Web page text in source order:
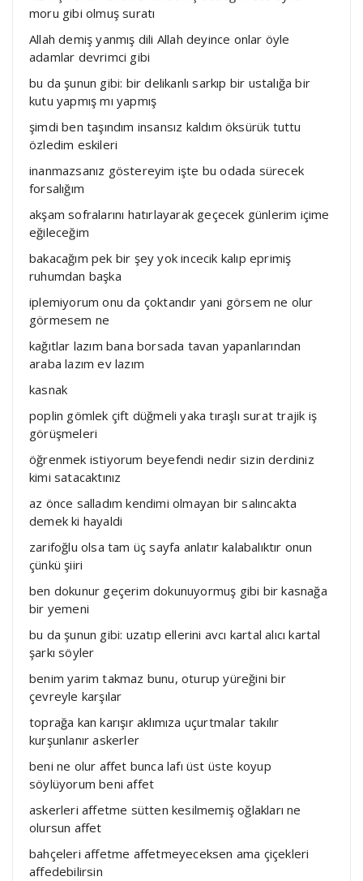
moru gibi olmuş suratı
Allah demiş yanmış dili Allah deyince onlar öyle
adamlar devrimci gibi
bu da şunun gibi: bir delikanlı sarkıp bir ustalığa bir
kutu yapmış mı yapmış
şimdi ben taşındım insansız kaldım öksürük tuttu
özledim eskileri
inanmazsanız göstereyim işte bu odada sürecek
forsalığım
akşam sofralarını hatırlayarak geçecek günlerim içime
eğileceğim
bakacağım pek bir şey yok incecik kalıp eprimiş
ruhumdan başka
iplemiyorum onu da çoktandır yani görsem ne olur
görmesem ne
kağıtlar lazım bana borsada tavan yapanlarından
araba lazım ev lazım
kasnak
poplin gömlek çift düğmeli yaka tıraşlı surat trajik iş
görüşmeleri
öğrenmek istiyorum beyefendi nedir sizin derdiniz
kimi satacaktınız
az önce salladım kendimi olmayan bir salıncakta
demek ki hayaldi
zarifoğlu olsa tam üç sayfa anlatır kalabalıktır onun
çünkü şiiri
ben dokunur geçerim dokunuyormuş gibi bir kasnağa
bir yemeni
bu da şunun gibi: uzatıp ellerini avcı kartal alıcı kartal
şarkı söyler
benim yarim takmaz bunu, oturup yüreğini bir
çevreyle karşılar
toprağa kan karışır aklımıza uçurtmalar takılır
kurşunlanır askerler
beni ne olur affet bunca lafı üst üste koyup
söylüyorum beni affet
askerleri affetme sütten kesilmemiş oğlakları ne
olursun affet
bahçeleri affetme affetmeyeceksen ama çiçekleri
affedebilirsin